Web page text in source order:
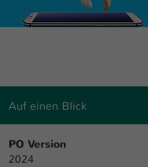
Auf einen Blick
PO Version
2024